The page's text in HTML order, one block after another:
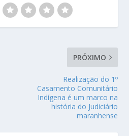
PRÓXIMO
Realização do 1º
Casamento Comunitário
Indígena é um marco na
história do Judiciário
maranhense